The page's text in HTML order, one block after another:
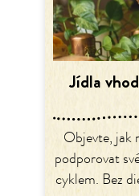
Jídla
Objevte, jak
podporovat
cyklem. Bez